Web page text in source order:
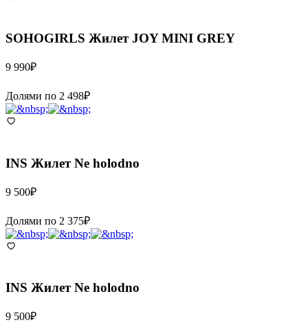
SOHOGIRLS Жилет JOY MINI GREY
9 990₽
Долями по 2 498₽
INS Жилет Ne holodno
9 500₽
Долями по 2 375₽
INS Жилет Ne holodno
9 500₽